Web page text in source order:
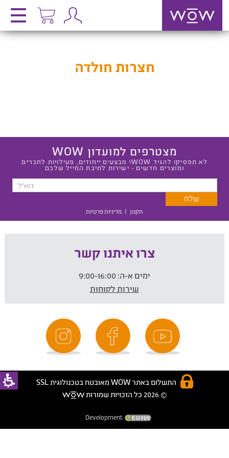
חצרות חולדה
מצטרפים למועדון WOW
לא תפסיקו להגיד WOW! מבצעים ייחודים, פעילויות לחברים
ומוצרים חדשים - ישירות לתיבת המייל שלכם
תקנון | מדיניות פרטיות
צרו איתנו קשר
ימים א-ה:
שירות לקוחות
התשלום באתר WOW מאובטח בטכנולוגית SSL
© 2026 כל הזכויות שמורות
Development: